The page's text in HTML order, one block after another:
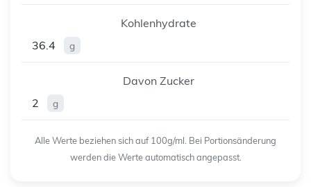
Kohlenhydrate
36.4
g
Davon Zucker
2
g
Alle Werte beziehen sich auf 100g/ml. Bei Portionsänderung
werden die Werte automatisch angepasst.